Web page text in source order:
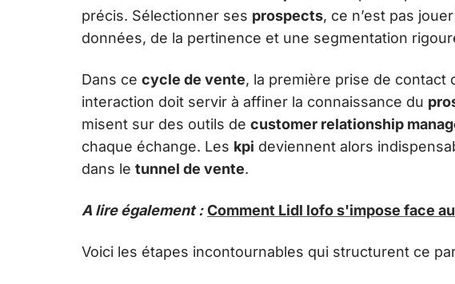
précis. Sélectionner ses prospects, ce n’est pas
données, de la pertinence et une segmentation
Dans ce cycle de vente, la première prise de contact
interaction doit servir à affiner la connaissance du
misent sur des outils de customer relationship
chaque échange. Les kpi deviennent alors
dans le tunnel de vente.
A lire également : Comment Lidl lofo s'impose face
Voici les étapes incontournables qui structurent ce